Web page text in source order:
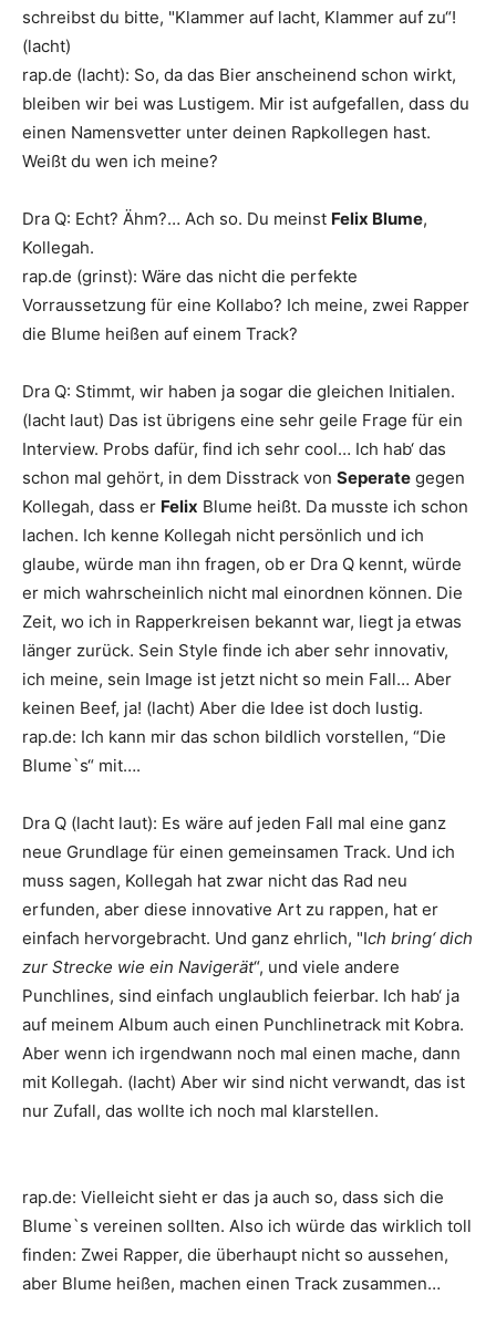
schreibst du bitte, "Klammer auf lacht, Klammer auf zu“!
(lacht)
rap.de (lacht): So, da das Bier anscheinend schon wirkt,
bleiben wir bei was Lustigem. Mir ist aufgefallen, dass du
einen Namensvetter unter deinen Rapkollegen hast.
Weißt du wen ich meine?
Dra Q: Echt? Ähm?… Ach so. Du meinst Felix Blume,
Kollegah.
rap.de (grinst): Wäre das nicht die perfekte
Vorraussetzung für eine Kollabo? Ich meine, zwei Rapper
die Blume heißen auf einem Track?
Dra Q: Stimmt, wir haben ja sogar die gleichen Initialen.
(lacht laut) Das ist übrigens eine sehr geile Frage für ein
Interview. Probs dafür, find ich sehr cool… Ich hab‘ das
schon mal gehört, in dem Disstrack von Seperate gegen
Kollegah, dass er Felix Blume heißt. Da musste ich schon
lachen. Ich kenne Kollegah nicht persönlich und ich
glaube, würde man ihn fragen, ob er Dra Q kennt, würde
er mich wahrscheinlich nicht mal einordnen können. Die
Zeit, wo ich in Rapperkreisen bekannt war, liegt ja etwas
länger zurück. Sein Style finde ich aber sehr innovativ,
ich meine, sein Image ist jetzt nicht so mein Fall… Aber
keinen Beef, ja! (lacht) Aber die Idee ist doch lustig.
rap.de: Ich kann mir das schon bildlich vorstellen, “Die
Blume`s“ mit….
Dra Q (lacht laut): Es wäre auf jeden Fall mal eine ganz
neue Grundlage für einen gemeinsamen Track. Und ich
muss sagen, Kollegah hat zwar nicht das Rad neu
erfunden, aber diese innovative Art zu rappen, hat er
einfach hervorgebracht. Und ganz ehrlich, "Ich bring‘ dich
zur Strecke wie ein Navigerät“, und viele andere
Punchlines, sind einfach unglaublich feierbar. Ich hab‘ ja
auf meinem Album auch einen Punchlinetrack mit Kobra.
Aber wenn ich irgendwann noch mal einen mache, dann
mit Kollegah. (lacht) Aber wir sind nicht verwandt, das ist
nur Zufall, das wollte ich noch mal klarstellen.
rap.de: Vielleicht sieht er das ja auch so, dass sich die
Blume`s vereinen sollten. Also ich würde das wirklich toll
finden: Zwei Rapper, die überhaupt nicht so aussehen,
aber Blume heißen, machen einen Track zusammen…